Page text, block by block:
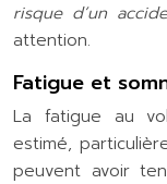
risque d’un
attention.
Fatigue et
La fatigue au
estimé,
peuvent avoir